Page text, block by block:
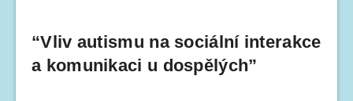
“Vliv autismu na sociální interakce
a komunikaci u dospělých”